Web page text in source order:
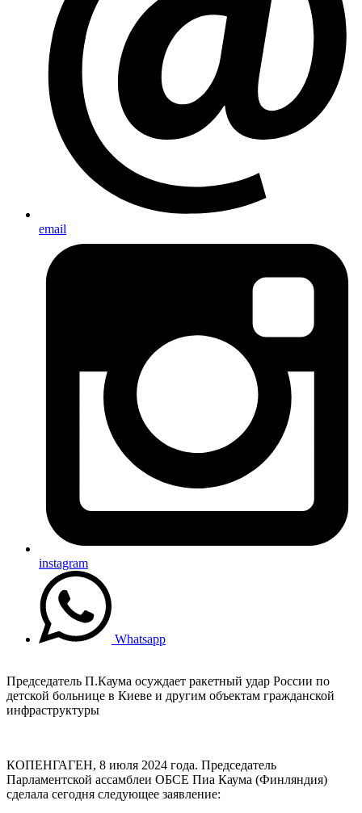
email
instagram
Whatsapp
Председатель П.Каума осуждает ракетный удар России по
детской больнице в Киеве и другим объектам гражданской
инфраструктуры
КОПЕНГАГЕН, 8 июля 2024 года. Председатель
Парламентской ассамблеи ОБСЕ Пиа Каума (Финляндия)
сделала сегодня следующее заявление: